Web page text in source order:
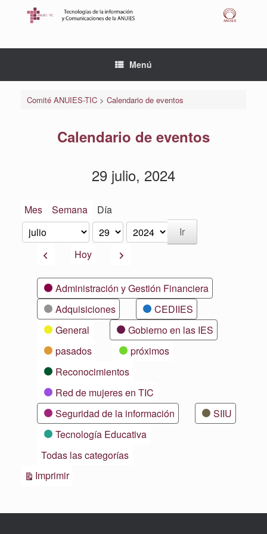
Menú
Comité ANUIES-TIC> Calendario de eventos
Calendario de eventos
29 julio, 2024
Mes Semana Día
Mes
Día
Año
AnteriorHoy Siguiente
CategoríasAdministración y Gestión Financiera
Adquisiciones
CEDIIES
General
Gobierno en las IES
pasados
próximos
Reconocimientos
Red de mujeres en TIC
Seguridad de la información
SIIU
Tecnología Educativa
Todas las categorías
ImprimirVistas